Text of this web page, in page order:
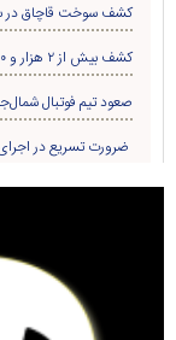
کشف سوخت قاچاق در
کشف بیش از ۲ هزار و ۶۰۰ قطعه مرغ زنده بدون مجوز در سیاهکل
صعود تیم فوتبال
ضرورت تسریع در